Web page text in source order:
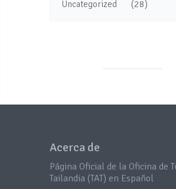
Uncategorized (28)
Acerca de
Página Oficial de la Oficina de
Tailandia (TAT) en Español